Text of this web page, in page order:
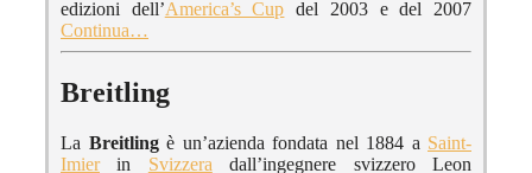
edizioni dell’America’s Cup del 2003 e del 2007
Continua…
Breitling
La Breitlingè un’azienda fondata nel 1884 a Saint-
Imierin Svizzera dall’ingegnere svizzero Leon